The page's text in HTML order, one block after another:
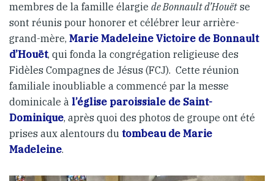
membres de la famille élargie de Bonnault d’Houët se
sont réunis pour honorer et célébrer leur arrière-
grand-mère, Marie Madeleine Victoire de Bonnault
d’Houët, qui fonda la congrégation religieuse des
Fidèles Compagnes de Jésus (FCJ). Cette réunion
familiale inoubliable a commencé par la messe
dominicale à l’église paroissiale de Saint-
Dominique, après quoi des photos de groupe ont été
prises aux alentours du tombeau de Marie
Madeleine.